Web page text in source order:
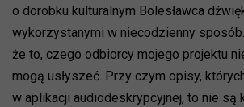
o dorobku kulturalnym Bolesławca
wykorzystanymi w niecodzienny sposób.
że to, czego odbiorcy mojego projektu
mogą usłyszeć. Przy czym opisy,
w aplikacji audiodeskrypcyjnej, to nie są